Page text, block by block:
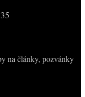
na články, pozvánky